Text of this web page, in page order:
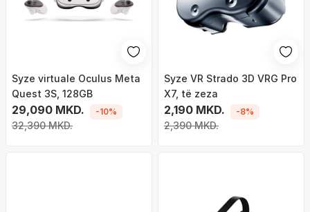
Syze virtuale Oculus Meta
Quest 3S, 128GB
29,090 MKD.
32,390 MKD.
-10%
Syze VR Strado 3D VRG Pro
X7, të zeza
2,190 MKD.
2,390 MKD.
-8%